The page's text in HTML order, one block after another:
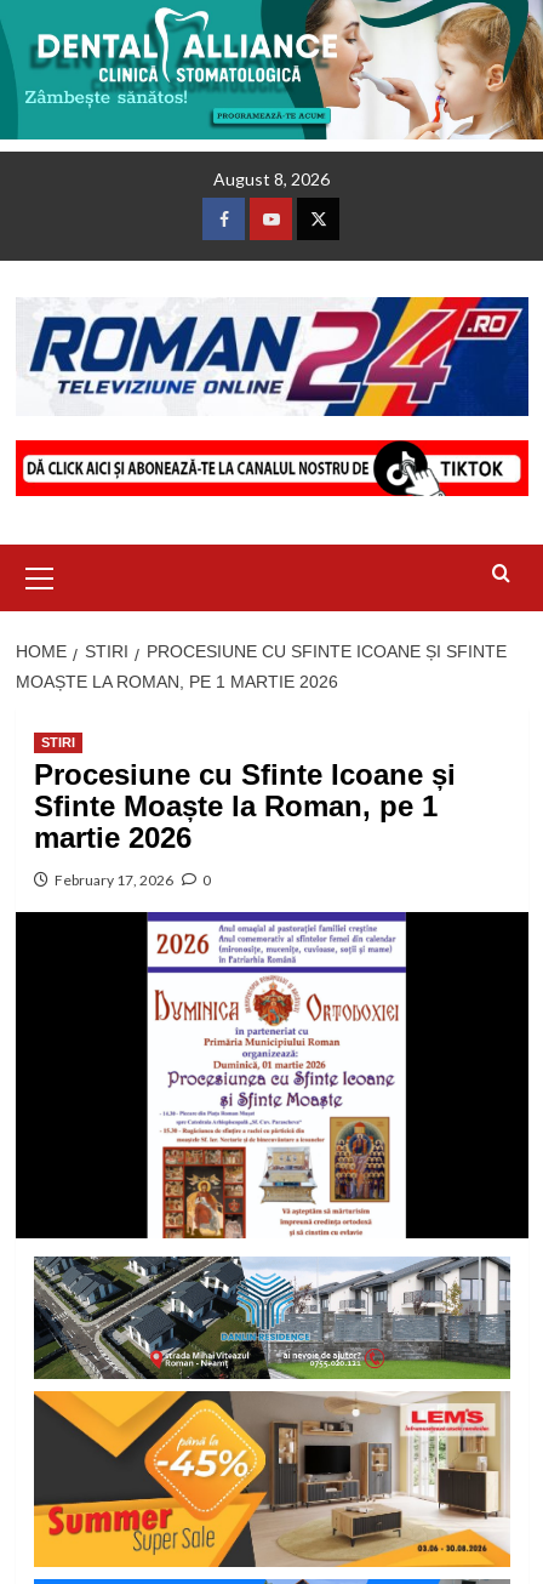
August 8, 2026
FacebookYoutubeTwitter
Menu
HOME STIRI
PROCESIUNE CU SFINTE ICOANE ȘI SFINTE
MOAȘTE LA ROMAN, PE 1 MARTIE 2026
STIRI
Procesiune cu Sfinte Icoane și
Sfinte Moaște la Roman, pe 1
martie 2026
February 17, 2026 0